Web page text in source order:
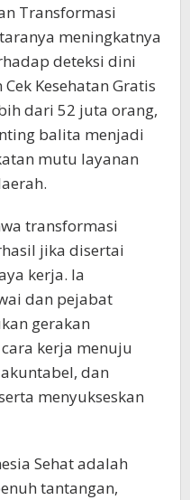
Transformasi
meningkatnya
deteksi dini
Kesehatan Gratis
dari 52 juta orang,
balita menjadi
mutu layanan
transformasi
jika disertai
kerja. Ia
dan pejabat
gerakan
kerja menuju
dan
menyukseskan
Sehat adalah
tantangan,